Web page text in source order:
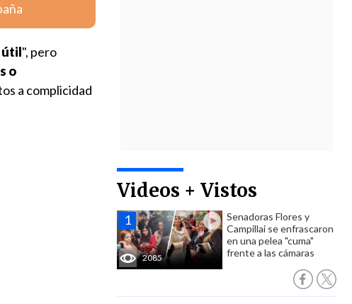
Videos + Vistos
2085
Senadoras Flores y
Campillai se enfrascaron
en una pelea "cuma"
frente a las cámaras
útil", pero
o
a complicidad